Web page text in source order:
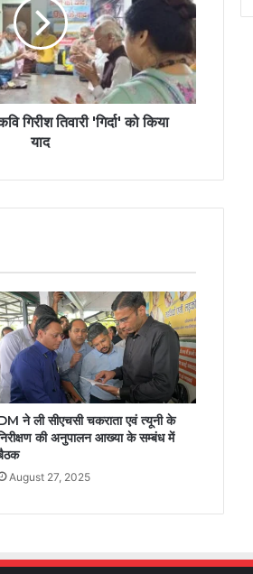
गिरीश तिवारी 'गिर्दा' को किया
याद
ने ली सीएचसी चकराता एवं त्यूनी के
की अनुपालन आख्या के सम्बंध में
August 27, 2025